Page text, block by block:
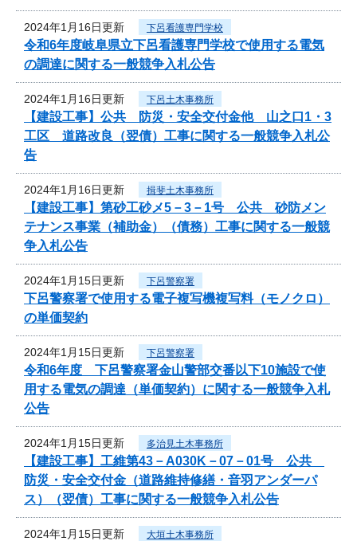
2024年1月16日更新 下呂看護専門学校
令和6年度岐阜県立下呂看護専門学校で使用する電気
の調達に関する一般競争入札公告
2024年1月16日更新 下呂土木事務所
【建設工事】公共 防災・安全交付金他 山之口1・3
工区 道路改良（翌債）工事に関する一般競争入札公
告
2024年1月16日更新 揖斐土木事務所
【建設工事】第砂工砂メ5－3－1号 公共 砂防メン
テナンス事業（補助金）（債務）工事に関する一般競
争入札公告
2024年1月15日更新 下呂警察署
下呂警察署で使用する電子複写機複写料（モノクロ）
の単価契約
2024年1月15日更新 下呂警察署
令和6年度 下呂警察署金山警部交番以下10施設で使
用する電気の調達（単価契約）に関する一般競争入札
公告
2024年1月15日更新 多治見土木事務所
【建設工事】工維第43－A030K－07－01号 公共
防災・安全交付金（道路維持修繕・音羽アンダーパ
ス）（翌債）工事に関する一般競争入札公告
2024年1月15日更新 大垣土木事務所